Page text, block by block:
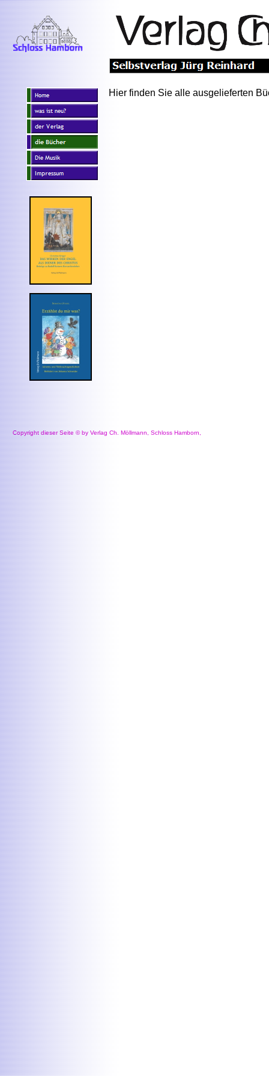
Hier finden Sie alle ausgelieferten
Copyright dieser Seite © by Verlag Ch. Möllmann, Schloss Hamborn,